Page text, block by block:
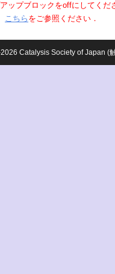
ップブロックをoffにしてくだ
こちら をご参照ください．
Catalysis Society of Japan (